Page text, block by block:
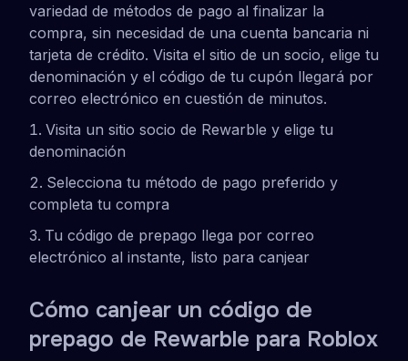
variedad de métodos de pago al finalizar la
compra, sin necesidad de una cuenta bancaria ni
tarjeta de crédito. Visita el sitio de un socio, elige tu
denominación y el código de tu cupón llegará por
correo electrónico en cuestión de minutos.
Visita un sitio socio de Rewarble y elige tu
denominación
Selecciona tu método de pago preferido y
completa tu compra
Tu código de prepago llega por correo
electrónico al instante, listo para canjear
Cómo canjear un código de
prepago de Rewarble para Roblox